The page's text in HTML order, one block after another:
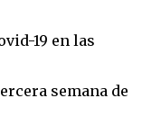
19 en las
semana de